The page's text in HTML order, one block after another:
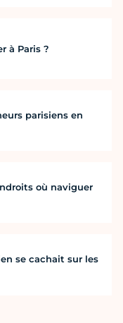
à Paris ?
parisiens en
où naviguer
se cachait sur les